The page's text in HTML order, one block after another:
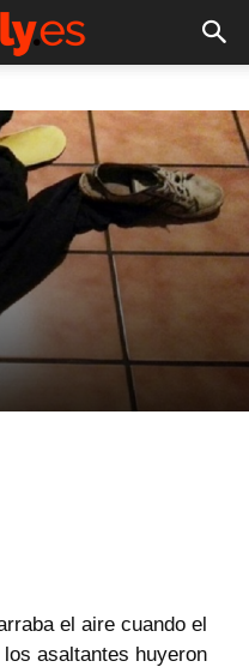
el aire cuando el
asaltantes huyeron